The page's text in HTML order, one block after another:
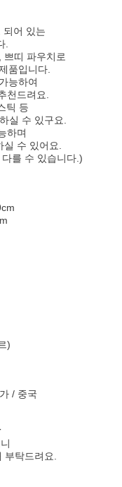
되어 있는
.
쁘띠 파우치로
품입니다.
능하여
천드려요.
틱 등
실 수 있구요.
하며
수 있어요.
를 수 있습니다.)
)
/ 중국
탁드려요.